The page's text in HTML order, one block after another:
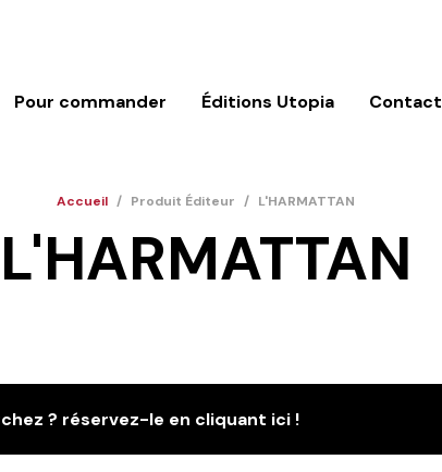
Pour commander Éditions Utopia Contact
Accueil / Produit Éditeur / L'HARMATTAN
L'HARMATTAN
? réservez-le en cliquant ici !